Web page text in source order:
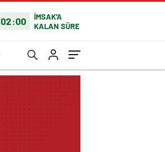
02:00
İMSAK'A
KALAN SÜRE